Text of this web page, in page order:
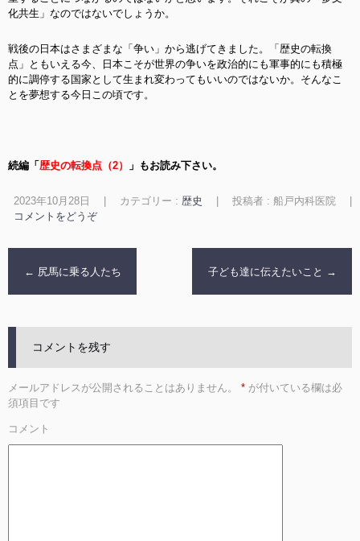
化共生」なのではないでしょうか。
戦後の日本はさまざまな「争い」から逃げてきました。「歴史の転換
点」ともいえる今、日本こそが世界の争いを政治的にも軍事的にも積極
的に調停する国家として生まれ変わってもいいのではないか。そんなこ
とを夢想する今日この頃です。
続編「 歴史の転換点（2） 」もお読み下さい。
2023年10月28日 カテゴリー : 歴史 投稿者 : 船戸内科医院
コメントをどうぞ
← 尻馬に乗る人たち 子ども達に伝えたいこと →
コメントを残す
メールアドレスが公開されることはありません。 * が付いている欄は必
須項目です
コメント